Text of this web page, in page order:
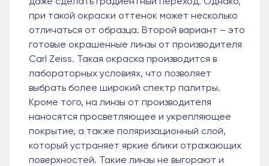
при такой окраски оттенок может несколько
отличаться от образца. Второй вариант – это
готовые окрашенные линзы от производителя
Carl Zeiss. Такая окраска производится в
лабораторных условиях, что позволяет
выбрать более широкий спектр палитры.
Кроме того, на линзы от производителя
наносятся просветляющее и укрепляющее
покрытие, а также поляризационный слой,
который устраняет яркие блики отражающих
поверхностей. Такие линзы не выгорают и